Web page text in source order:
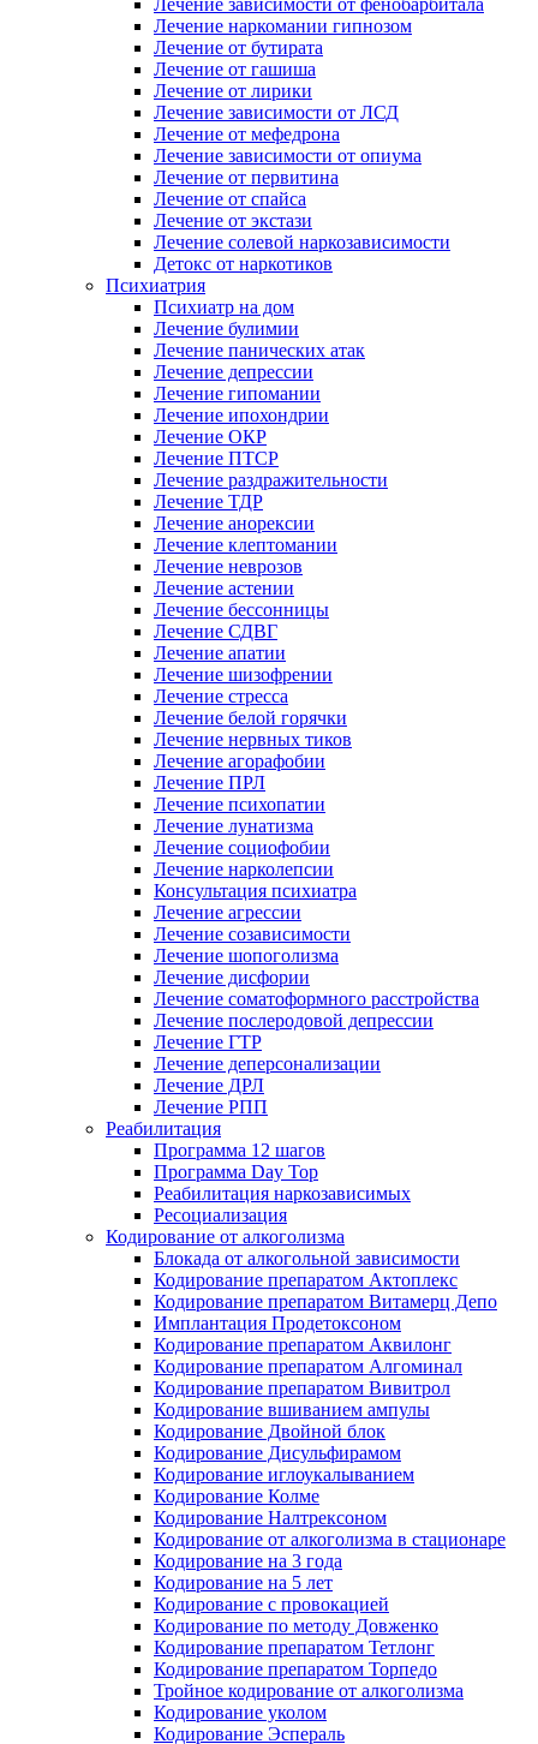
Лечение наркомании гипнозом
Лечение от бутирата
Лечение от гашиша
Лечение от лирики
Лечение зависимости от ЛСД
Лечение от мефедрона
Лечение зависимости от опиума
Лечение от первитина
Лечение от спайса
Лечение от экстази
Лечение солевой наркозависимости
Детокс от наркотиков
Психиатрия
Психиатр на дом
Лечение булимии
Лечение панических атак
Лечение депрессии
Лечение гипомании
Лечение ипохондрии
Лечение ОКР
Лечение ПТСР
Лечение раздражительности
Лечение ТДР
Лечение анорексии
Лечение клептомании
Лечение неврозов
Лечение астении
Лечение бессонницы
Лечение СДВГ
Лечение апатии
Лечение шизофрении
Лечение стресса
Лечение белой горячки
Лечение нервных тиков
Лечение агорафобии
Лечение ПРЛ
Лечение психопатии
Лечение лунатизма
Лечение социофобии
Лечение нарколепсии
Консультация психиатра
Лечение агрессии
Лечение созависимости
Лечение шопоголизма
Лечение дисфории
Лечение соматоформного расстройства
Лечение послеродовой депрессии
Лечение ГТР
Лечение деперсонализации
Лечение ДРЛ
Лечение РПП
Реабилитация
Программа 12 шагов
Программа Day Top
Реабилитация наркозависимых
Ресоциализация
Кодирование от алкоголизма
Блокада от алкогольной зависимости
Кодирование препаратом Актоплекс
Кодирование препаратом Витамерц Депо
Имплантация Продетоксоном
Кодирование препаратом Аквилонг
Кодирование препаратом Алгоминал
Кодирование препаратом Вивитрол
Кодирование вшиванием ампулы
Кодирование Двойной блок
Кодирование Дисульфирамом
Кодирование иглоукалыванием
Кодирование Колме
Кодирование Налтрексоном
Кодирование от алкоголизма в стационаре
Кодирование на 3 года
Кодирование на 5 лет
Кодирование с провокацией
Кодирование по методу Довженко
Кодирование препаратом Тетлонг
Кодирование препаратом Торпедо
Тройное кодирование от алкоголизма
Кодирование уколом
Кодирование Эспераль